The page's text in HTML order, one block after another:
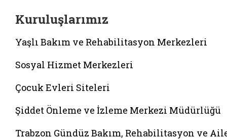
Kuruluşlarımız
Yaşlı Bakım ve Rehabilitasyon Merkezleri
Sosyal Hizmet Merkezleri
Çocuk Evleri Siteleri
Şiddet Önleme ve İzleme Merkezi Müdürlüğü
Trabzon Gündüz Bakım, Rehabilitasyon ve